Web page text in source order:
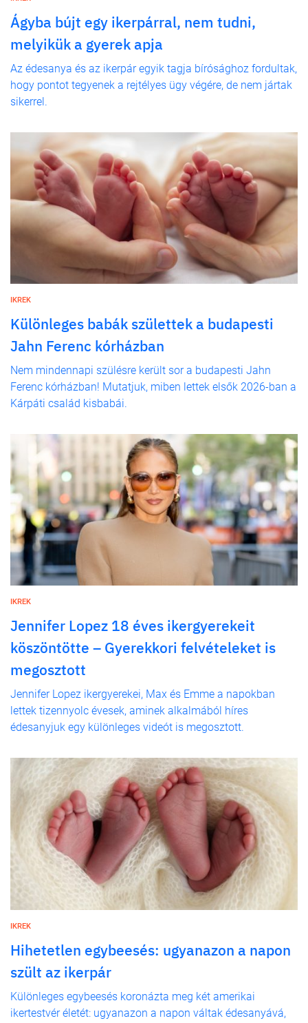
Ágyba bújt egy ikerpárral, nem tudni,
melyikük a gyerek apja
Az édesanya és az ikerpár egyik tagja bírósághoz fordultak,
hogy pontot tegyenek a rejtélyes ügy végére, de nem jártak
sikerrel.
IKREK
Különleges babák születtek a budapesti
Jahn Ferenc kórházban
Nem mindennapi szülésre került sor a budapesti Jahn
Ferenc kórházban! Mutatjuk, miben lettek elsők 2026-ban a
Kárpáti család kisbabái.
IKREK
Jennifer Lopez 18 éves ikergyerekeit
köszöntötte – Gyerekkori felvételeket is
megosztott
Jennifer Lopez ikergyerekei, Max és Emme a napokban
lettek tizennyolc évesek, aminek alkalmából híres
édesanyjuk egy különleges videót is megosztott.
IKREK
Hihetetlen egybeesés: ugyanazon a napon
szült az ikerpár
Különleges egybeesés koronázta meg két amerikai
ikertestvér életét: ugyanazon a napon váltak édesanyává,